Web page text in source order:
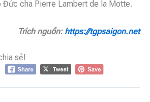
Đức cha Pierre Lambert de la Motte.
Trích nguồn: https://tgpsaigon.net
sẻ!